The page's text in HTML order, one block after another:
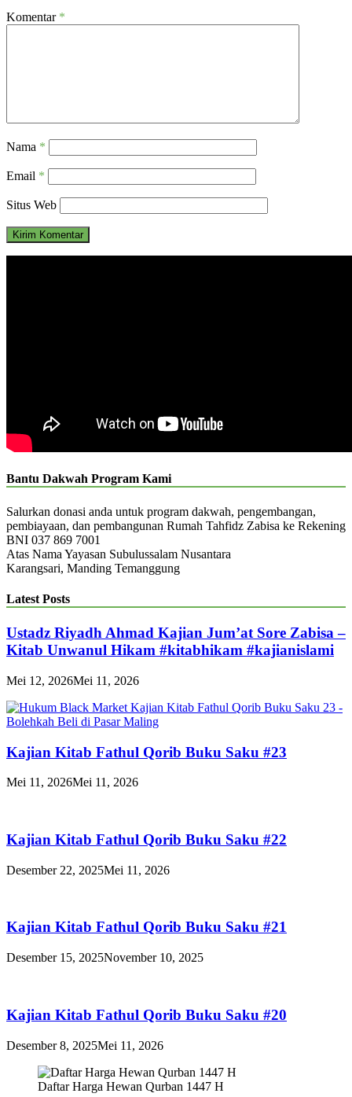
Komentar *
Nama *
Email *
Situs Web
Bantu Dakwah Program Kami
Salurkan donasi anda untuk program dakwah, pengembangan,
pembiayaan, dan pembangunan Rumah Tahfidz Zabisa ke Rekening
BNI 037 869 7001
Atas Nama Yayasan Subulussalam Nusantara
Karangsari, Manding Temanggung
Latest Posts
Ustadz Riyadh Ahmad Kajian Jum’at Sore Zabisa –
Kitab Unwanul Hikam #kitabhikam #kajianislami
Mei 12, 2026Mei 11, 2026
Kajian Kitab Fathul Qorib Buku Saku #23
Mei 11, 2026Mei 11, 2026
Kajian Kitab Fathul Qorib Buku Saku #22
Desember 22, 2025Mei 11, 2026
Kajian Kitab Fathul Qorib Buku Saku #21
Desember 15, 2025November 10, 2025
Kajian Kitab Fathul Qorib Buku Saku #20
Desember 8, 2025Mei 11, 2026
Daftar Harga Hewan Qurban 1447 H